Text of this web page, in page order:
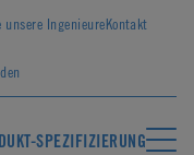
unsere IngenieureKontakt
SPEZIFIZIERUNG